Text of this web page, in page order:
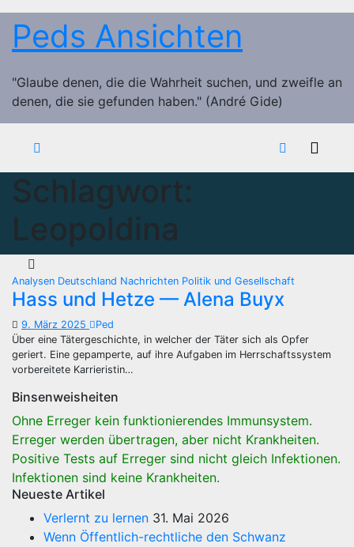
Zum
Inhalt
springen
Peds Ansichten
"Glaube denen, die die Wahrheit suchen, und zweifle an
denen, die sie gefunden haben." (André Gide)
Schlagwort:
Leopoldina
Analysen Deutschland Nachrichten Politik und Gesellschaft
Hass und Hetze — Alena Buyx
9. März 2025
Ped
Über eine Tätergeschichte, in welcher der Täter sich als Opfer
geriert. Eine gepamperte, auf ihre Aufgaben im Herrschaftssystem
vorbereitete Karrieristin…
Binsenweisheiten
Ohne Erreger kein funktionierendes Immunsystem.
Erreger werden übertragen, aber nicht Krankheiten.
Positive Tests auf Erreger sind nicht gleich Infektionen.
Infektionen sind keine Krankheiten.
Neueste Artikel
Verlernt zu lernen 31. Mai 2026
Wenn Öffentlich-rechtliche den Schwanz